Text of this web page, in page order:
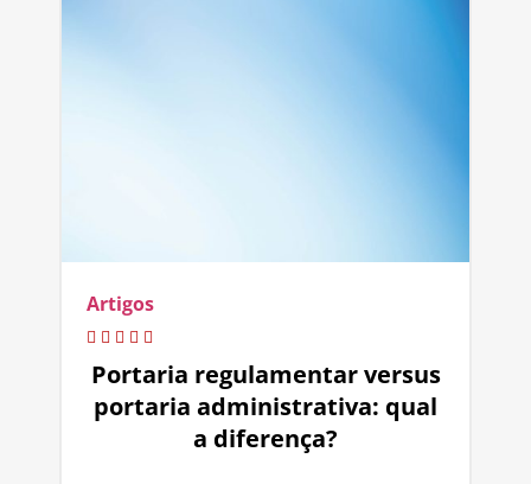
Artigos
Portaria regulamentar versus
portaria administrativa: qual
a diferença?